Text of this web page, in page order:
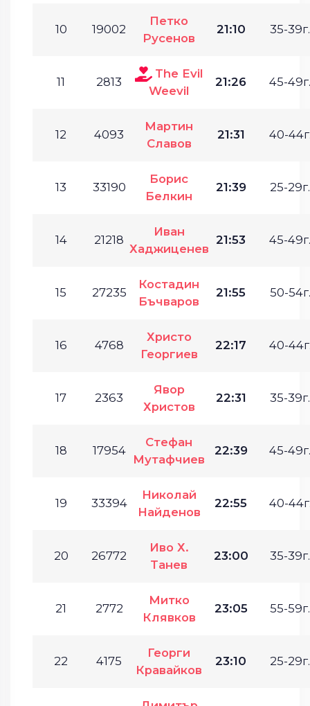
10 19002
Петко
Русенов
21:10 35-39г.
11 2813
The Evil
Weevil
21:26 45-49г.
12 4093
Мартин
Славов
21:31 40-
13 33190
Борис
Белкин
21:39 25-29г.
14 21218
Иван
Хаджиценев
21:53 45-49г.
15 27235
Костадин
Бъчваров
21:55 50-54г.
16 4768
Христо
Георгиев
22:17 40-
17 2363
Явор
Христов
22:31 35-39г.
18 17954
Стефан
Мутафчиев
22:39 45-49г.
19 33394
Николай
Найденов
22:55 40-
20 26772
Иво Х.
Танев
23:00 35-39г.
21 2772
Митко
Клявков
23:05 55-59г.
22 4175
Георги
Кравайков
23:10 25-29г.